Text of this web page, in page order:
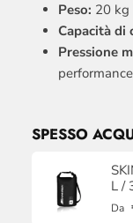
Peso: 20 kg
Capacità di
Pressione
SPESSO
L /
Da